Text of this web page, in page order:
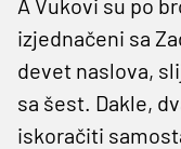
A Vukovi su po
izjednačeni sa
devet naslova,
sa šest. Dakle,
iskoračiti